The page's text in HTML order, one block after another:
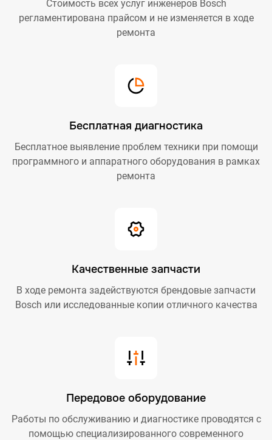
Стоимость всех услуг инженеров Bosch
регламентирована прайсом и не изменяется в ходе
ремонта
Бесплатная диагностика
Бесплатное выявление проблем техники при помощи
программного и аппаратного оборудования в рамках
ремонта
Качественные запчасти
В ходе ремонта задействуются брендовые запчасти
Bosch или исследованные копии отличного качества
Передовое оборудование
Работы по обслуживанию и диагностике проводятся с
помощью специализированного современного